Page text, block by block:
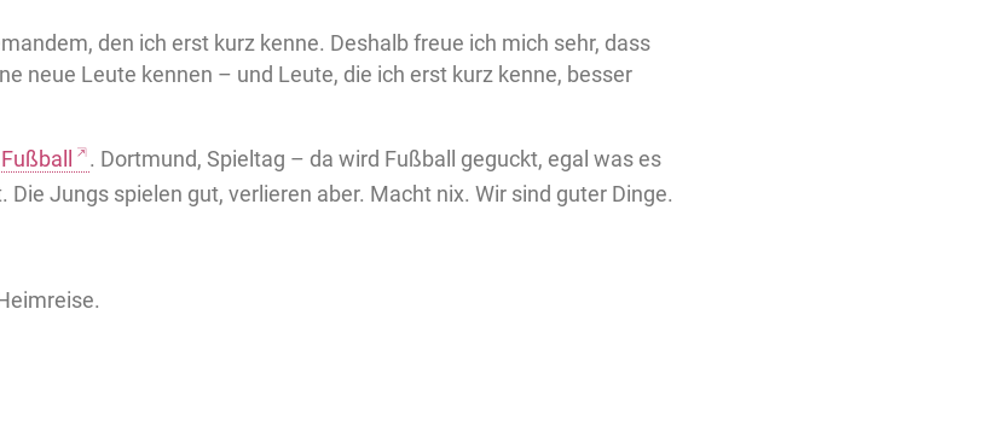
den ich erst kurz kenne. Deshalb freue ich mich sehr, dass
neue Leute kennen – und Leute, die ich erst kurz kenne, besser
Fußball
. Dortmund, Spieltag – da wird Fußball geguckt, egal was es
Die Jungs spielen gut, verlieren aber. Macht nix. Wir sind guter Dinge.